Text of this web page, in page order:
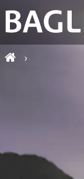
›